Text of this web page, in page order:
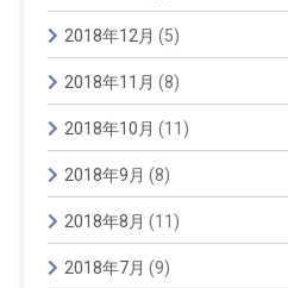
2018年12月 (5)
2018年11月 (8)
2018年10月 (11)
2018年9月 (8)
2018年8月 (11)
2018年7月 (9)